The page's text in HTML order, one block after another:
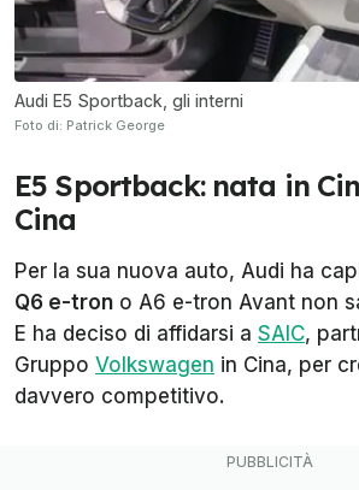
Audi E5 Sportback, gli interni
Foto di: Patrick George
E5 Sportback: nata in
Cina
Per la sua nuova auto, Audi ha
Q6 e-tron o A6 e-tron Avant non
E ha deciso di affidarsi a SAIC,
Gruppo Volkswagen in Cina, per
davvero competitivo.